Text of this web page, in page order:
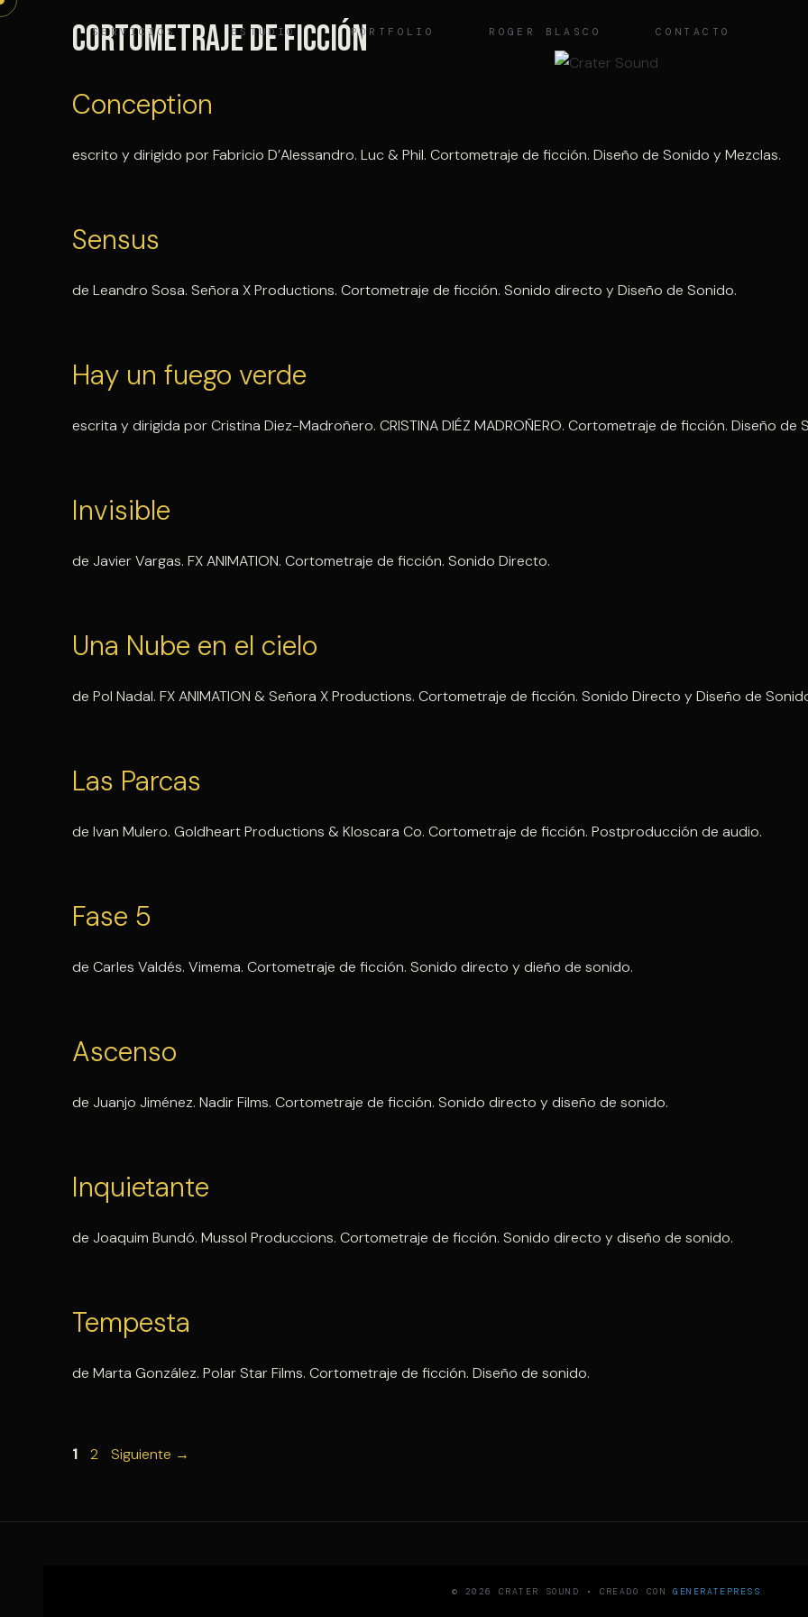
Saltar
SERVICIOS ESTUDIO PORTFOLIO ROGER BLASCO CONTACTO
Cortometraje de ficción
Conception
escrito y dirigido por Fabricio D’Alessandro. Luc & Phil. Cortometraje de ficción. Diseño de Sonido y Mezclas.
Sensus
de Leandro Sosa. Señora X Productions. Cortometraje de ficción. Sonido directo y Diseño de Sonido.
Hay un fuego verde
escrita y dirigida por Cristina Diez-Madroñero. CRISTINA DIÉZ MADROÑERO. Cortometraje de ficción. Diseño de
Invisible
de Javier Vargas. FX ANIMATION. Cortometraje de ficción. Sonido Directo.
Una Nube en el cielo
de Pol Nadal. FX ANIMATION & Señora X Productions. Cortometraje de ficción. Sonido Directo y Diseño de
Las Parcas
de Ivan Mulero. Goldheart Productions & Kloscara Co. Cortometraje de ficción. Postproducción de audio.
Fase 5
de Carles Valdés. Vimema. Cortometraje de ficción. Sonido directo y dieño de sonido.
Ascenso
de Juanjo Jiménez. Nadir Films. Cortometraje de ficción. Sonido directo y diseño de sonido.
Inquietante
de Joaquim Bundó. Mussol Produccions. Cortometraje de ficción. Sonido directo y diseño de sonido.
Tempesta
de Marta González. Polar Star Films. Cortometraje de ficción. Diseño de sonido.
Página
1 Página
2 Siguiente →
© 2026 CRATER SOUND • CREADO CONGENERATEPRESS